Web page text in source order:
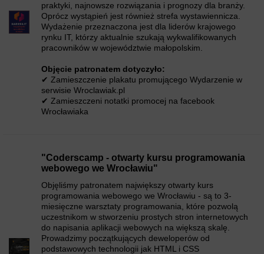
praktyki, najnowsze rozwiązania i prognozy dla branży.
Oprócz wystąpień jest również strefa wystawiennicza.
Wydażenie przeznaczona jest dla liderów krajowego
rynku IT, którzy aktualnie szukają wykwalifikowanych
pracowników w województwie małopolskim.
Objęcie patronatem dotyczyło:
✔ Zamieszczenie plakatu promującego Wydarzenie w
serwisie Wroclawiak.pl
✔ Zamieszczeni notatki promocej na facebook
Wrocławiaka
"Coderscamp - otwarty kursu programowania
webowego we Wrocławiu"
Objęliśmy patronatem największy otwarty kurs
programowania webowego we Wrocławiu - są to 3-
miesięczne warsztaty programowania, które pozwolą
uczestnikom w stworzeniu prostych stron internetowych
do napisania aplikacji webowych na większą skalę.
Prowadzimy początkujących deweloperów od
podstawowych technologii jak HTML i CSS